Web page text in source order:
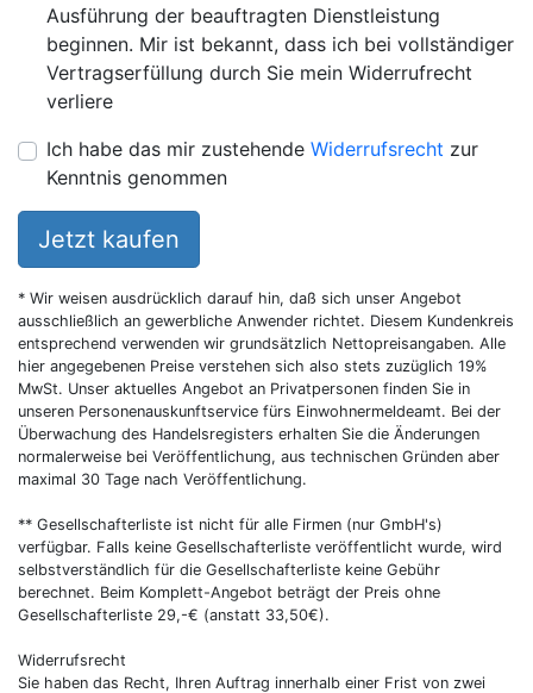
Ausführung der beauftragten Dienstleistung
beginnen. Mir ist bekannt, dass ich bei vollständiger
Vertragserfüllung durch Sie mein Widerrufrecht
verliere
Ich habe das mir zustehende Widerrufsrecht zur
Kenntnis genommen
Jetzt kaufen
* Wir weisen ausdrücklich darauf hin, daß sich unser Angebot
ausschließlich an gewerbliche Anwender richtet. Diesem Kundenkreis
entsprechend verwenden wir grundsätzlich Nettopreisangaben. Alle
hier angegebenen Preise verstehen sich also stets zuzüglich 19%
MwSt. Unser aktuelles Angebot an Privatpersonen finden Sie in
unseren Personenauskunftservice fürs Einwohnermeldeamt. Bei der
Überwachung des Handelsregisters erhalten Sie die Änderungen
normalerweise bei Veröffentlichung, aus technischen Gründen aber
maximal 30 Tage nach Veröffentlichung.
** Gesellschafterliste ist nicht für alle Firmen (nur GmbH's)
verfügbar. Falls keine Gesellschafterliste veröffentlicht wurde, wird
selbstverständlich für die Gesellschafterliste keine Gebühr
berechnet. Beim Komplett-Angebot beträgt der Preis ohne
Gesellschafterliste 29,-€ (anstatt 33,50€).
Widerrufsrecht
Sie haben das Recht, Ihren Auftrag innerhalb einer Frist von zwei